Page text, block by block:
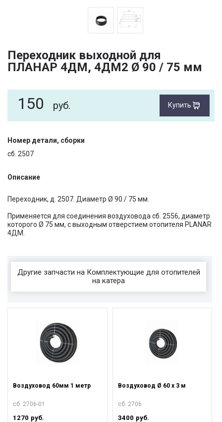
Переходник выходной для
ПЛАНАР 4ДМ, 4ДМ2 Ø 90 / 75 мм
150 руб. Купить
Номер детали, сборки
сб. 2507
Описание
Переходник, д. 2507. Диаметр Ø 90 / 75 мм.
Применяется для соединения воздуховода сб. 2556, диаметр
которого Ø 75 мм, с выходным отверстием отопителя PLANAR
4ДМ.
Другие запчасти на Комплектующие для отопителей
на катера
Воздуховод 60мм 1 метр
сб. 2706-01
1270 руб.
Воздуховод Ø 60 х 3 м
сб. 2706
3400 руб.